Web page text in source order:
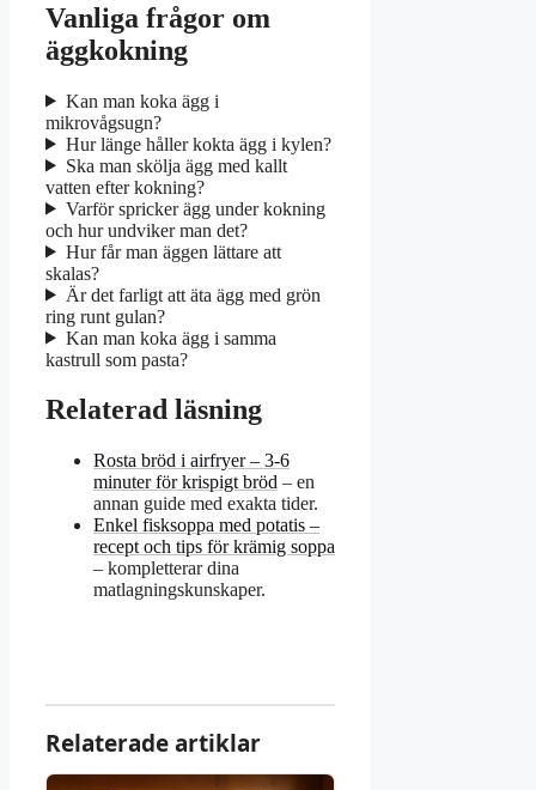
Vanliga frågor om
äggkokning
Kan man koka ägg i
mikrovågsugn?
Hur länge håller kokta ägg i kylen?
Ska man skölja ägg med kallt
vatten efter kokning?
Varför spricker ägg under kokning
och hur undviker man det?
Hur får man äggen lättare att
skalas?
Är det farligt att äta ägg med grön
ring runt gulan?
Kan man koka ägg i samma
kastrull som pasta?
Relaterad läsning
Rosta bröd i airfryer – 3-6
minuter för krispigt bröd – en
annan guide med exakta tider.
Enkel fisksoppa med potatis –
recept och tips för krämig soppa
– kompletterar dina
matlagningskunskaper.
Relaterade artiklar